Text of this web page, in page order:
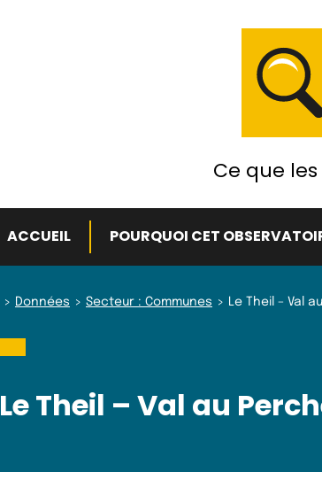
Ce que
ACCUEIL POURQUOI CET
Données Secteur : Communes Le Theil – Val
Le Theil – Val au